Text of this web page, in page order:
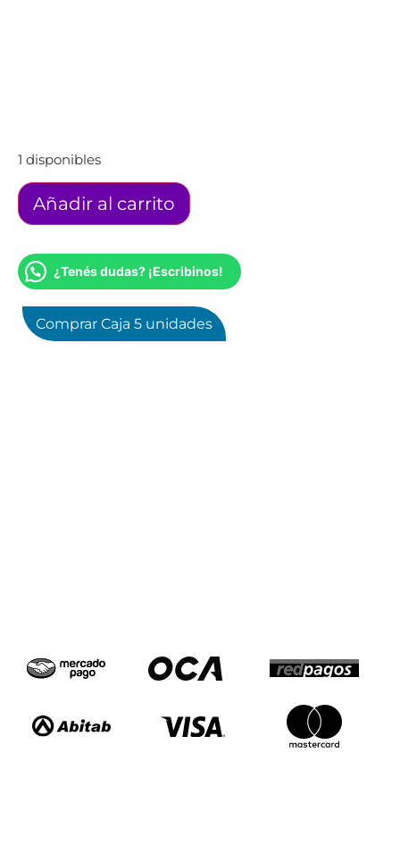
1 disponibles
Añadir al carrito
¿Tenés dudas? ¡Escribinos!
Comprar Caja 5 unidades